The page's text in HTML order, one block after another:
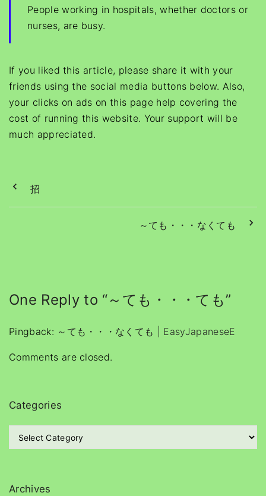
People working in hospitals, whether doctors or
nurses, are busy.
If you liked this article, please share it with your
friends using the social media buttons below. Also,
your clicks on ads on this page help covering the
cost of running this website. Your support will be
much appreciated.
招
～ても・・・なくても
One Reply to “～ても・・・ても”
Pingback: ～ても・・・なくても | EasyJapaneseE
Comments are closed.
Categories
g
Archives